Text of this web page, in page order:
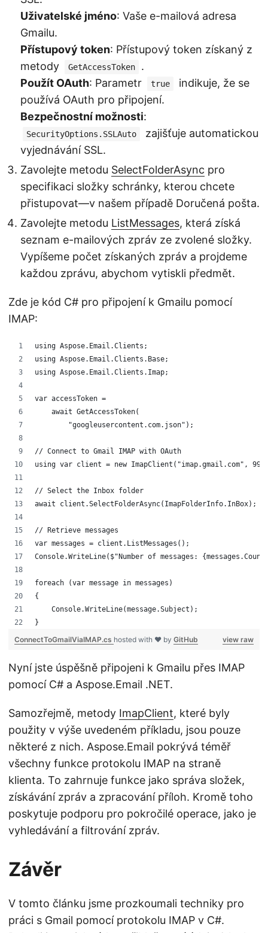
Uživatelské jméno: Vaše e-mailová adresa
Gmailu.
Přístupový token: Přístupový token získaný z
metody
GetAccessToken
.
Použít OAuth: Parametr true
indikuje, že se
používá OAuth pro připojení.
Bezpečnostní možnosti:
SecurityOptions.SSLAuto
zajišťuje automatickou
vyjednávání SSL.
Zavolejte metodu SelectFolderAsync pro
specifikaci složky schránky, kterou chcete
přistupovat—v našem případě Doručená pošta.
Zavolejte metodu ListMessages, která získá
seznam e-mailových zpráv ze zvolené složky.
Vypíšeme počet získaných zpráv a projdeme
každou zprávu, abychom vytiskli předmět.
Zde je kód C# pro připojení k Gmailu pomocí
IMAP:
using Aspose.Email.Clients;
using Aspose.Email.Clients.Base;
using Aspose.Email.Clients.Imap;
var accessToken =
    await GetAccessToken(
        "googleusercontent.com.json");
// Connect to Gmail IMAP with OAuth
using var client = new ImapClient("imap.gmail.com",
// Select the Inbox folder
await client.SelectFolderAsync(ImapFolderInfo.InBox);
// Retrieve messages
var messages = client.ListMessages();
Console.WriteLine($"Number of messages:
foreach (var message in messages)
{
    Console.WriteLine(message.Subject);
}
view raw
ConnectToGmailViaIMAP.cs hosted with ❤ by GitHub
Nyní jste úspěšně připojeni k Gmailu přes IMAP
pomocí C# a Aspose.Email .NET.
Samozřejmě, metody ImapClient, které byly
použity v výše uvedeném příkladu, jsou pouze
některé z nich. Aspose.Email pokrývá téměř
všechny funkce protokolu IMAP na straně
klienta. To zahrnuje funkce jako správa složek,
získávání zpráv a zpracování příloh. Kromě toho
poskytuje podporu pro pokročilé operace, jako je
vyhledávání a filtrování zpráv.
Závěr
V tomto článku jsme prozkoumali techniky pro
práci s Gmail pomocí protokolu IMAP v C#.